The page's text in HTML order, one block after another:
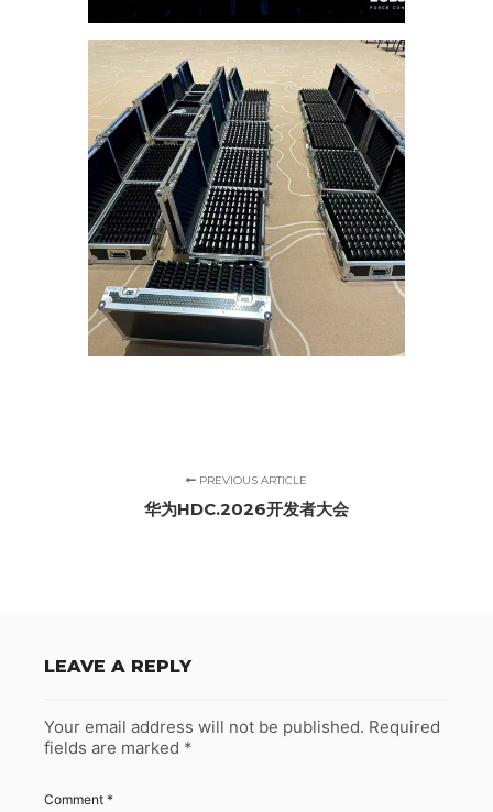
PREVIOUS ARTICLE
华为HDC.2026开发者大会
LEAVE A REPLY
Your email address will not be published. Required
fields are marked *
Comment *